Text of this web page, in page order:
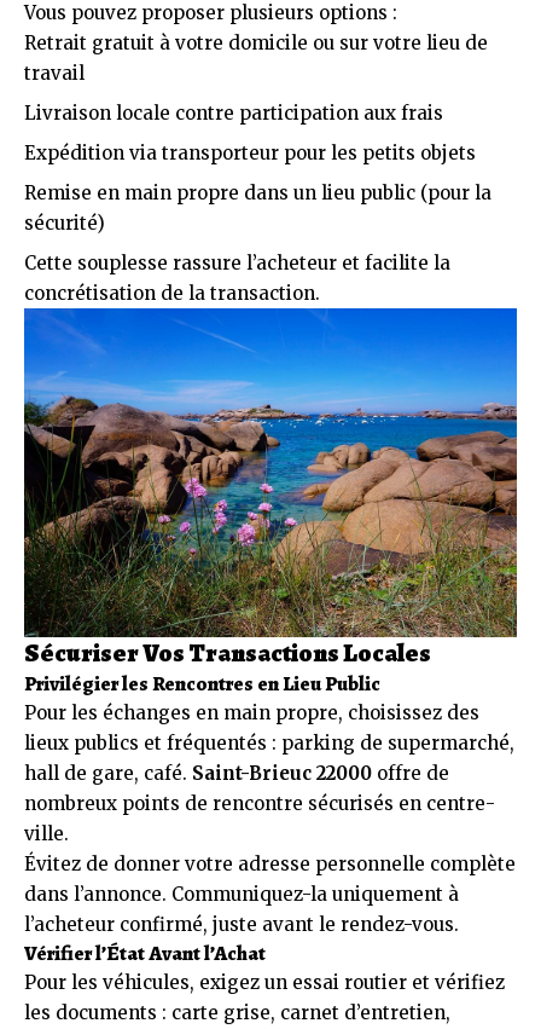
Vous pouvez proposer plusieurs options :
Retrait gratuit à votre domicile ou sur votre lieu de
travail
Livraison locale contre participation aux frais
Expédition via transporteur pour les petits objets
Remise en main propre dans un lieu public (pour la
sécurité)
Cette souplesse rassure l’acheteur et facilite la
concrétisation de la transaction.
Sécuriser Vos Transactions Locales
Privilégier les Rencontres en Lieu Public
Pour les échanges en main propre, choisissez des
lieux publics et fréquentés : parking de supermarché,
hall de gare, café. Saint-Brieuc 22000 offre de
nombreux points de rencontre sécurisés en centre-
ville.
Évitez de donner votre adresse personnelle complète
dans l’annonce. Communiquez-la uniquement à
l’acheteur confirmé, juste avant le rendez-vous.
Vérifier l’État Avant l’Achat
Pour les véhicules, exigez un essai routier et vérifiez
les documents : carte grise, carnet d’entretien,